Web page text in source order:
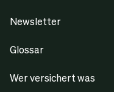
Newsletter
Glossar
Wer versichert was